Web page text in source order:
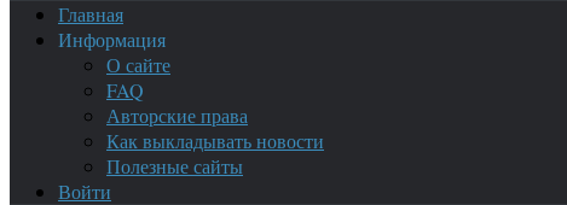
Главная
Информация
О сайте
FAQ
Авторские права
Как выкладывать новости
Полезные сайты
Войти